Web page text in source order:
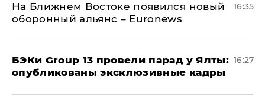
На Ближнем Востоке появился новый
оборонный альянс – Euronews
16:35
​БЭКи Group 13 провели парад у Ялты:
опубликованы эксклюзивные кадры
16:27